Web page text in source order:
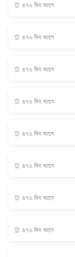
⏰ ৪৭৬ দিন আগে
⏰ ৪৭৬ দিন আগে
⏰ ৪৭৬ দিন আগে
⏰ ৪৭৬ দিন আগে
⏰ ৪৭৬ দিন আগে
⏰ ৪৭৬ দিন আগে
⏰ ৪৭৬ দিন আগে
⏰ ৪৭৬ দিন আগে